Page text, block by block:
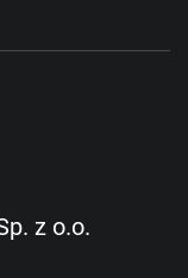
z o.o.